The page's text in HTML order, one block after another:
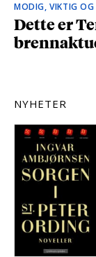
MODIG, VIKTIG OG
Dette er
NYHETER